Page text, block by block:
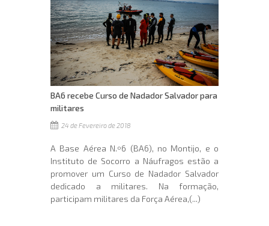
BA6 recebe Curso de Nadador Salvador para
militares
24 de Fevereiro de 2018
A Base Aérea N.º6 (BA6), no Montijo, e o
Instituto de Socorro a Náufragos estão a
promover um Curso de Nadador Salvador
dedicado a militares. Na formação,
participam militares da Força Aérea,(...)